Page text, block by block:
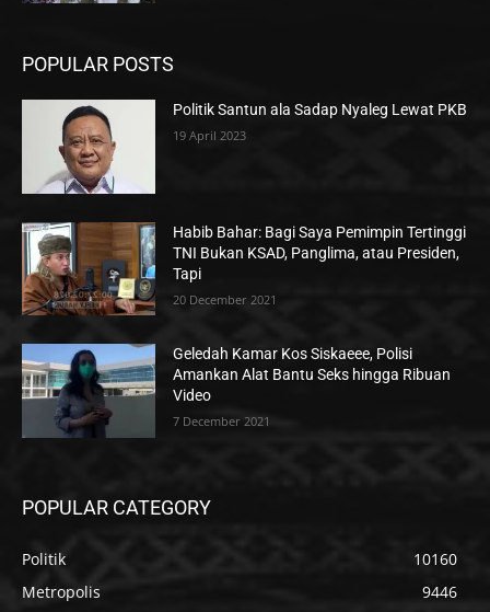
POPULAR POSTS
Politik Santun ala Sadap Nyaleg Lewat PKB
19 April 2023
Habib Bahar: Bagi Saya Pemimpin Tertinggi
TNI Bukan KSAD, Panglima, atau Presiden,
Tapi
20 December 2021
Geledah Kamar Kos Siskaeee, Polisi
Amankan Alat Bantu Seks hingga Ribuan
Video
7 December 2021
POPULAR CATEGORY
Politik
10160
Metropolis
9446